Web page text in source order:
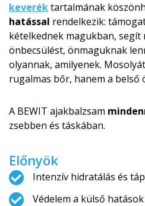
keveréktartalmának
hatással rendelkezik:
kételkednek magukban, segít
önbecsülést, önmaguknak
olyannak, amilyenek.
rugalmas bőr, hanem a belső
A BEWIT ajakbalzsam
zsebben és táskában.
Előnyök
Intenzív hidratálás és
Védelem a külső